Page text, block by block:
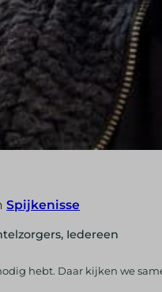
Spijkenisse
Iedereen
hebt. Daar kijken we